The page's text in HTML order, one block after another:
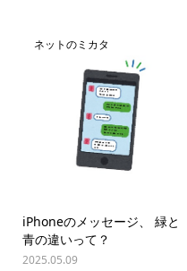
ネットのミカタ
iPhoneのメッセージ、 緑と
青の違いって？
2025.05.09